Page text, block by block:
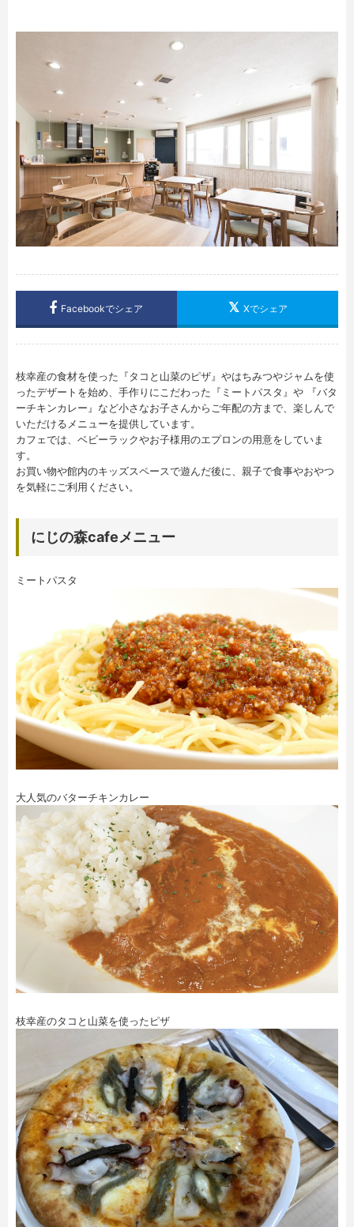
Facebookでシェア Xでシェア
枝幸産の食材を使った『タコと山菜のピザ』やはちみつやジャムを使
ったデザートを始め、手作りにこだわった『ミートパスタ』や 『バタ
ーチキンカレー』など小さなお子さんからご年配の方まで、楽しんで
いただけるメニューを提供しています。
カフェでは、ベビーラックやお子様用のエプロンの用意をしていま
す。
お買い物や館内のキッズスペースで遊んだ後に、親子で食事やおやつ
を気軽にご利用ください。
にじの森cafeメニュー
ミートパスタ
大人気のバターチキンカレー
枝幸産のタコと山菜を使ったピザ